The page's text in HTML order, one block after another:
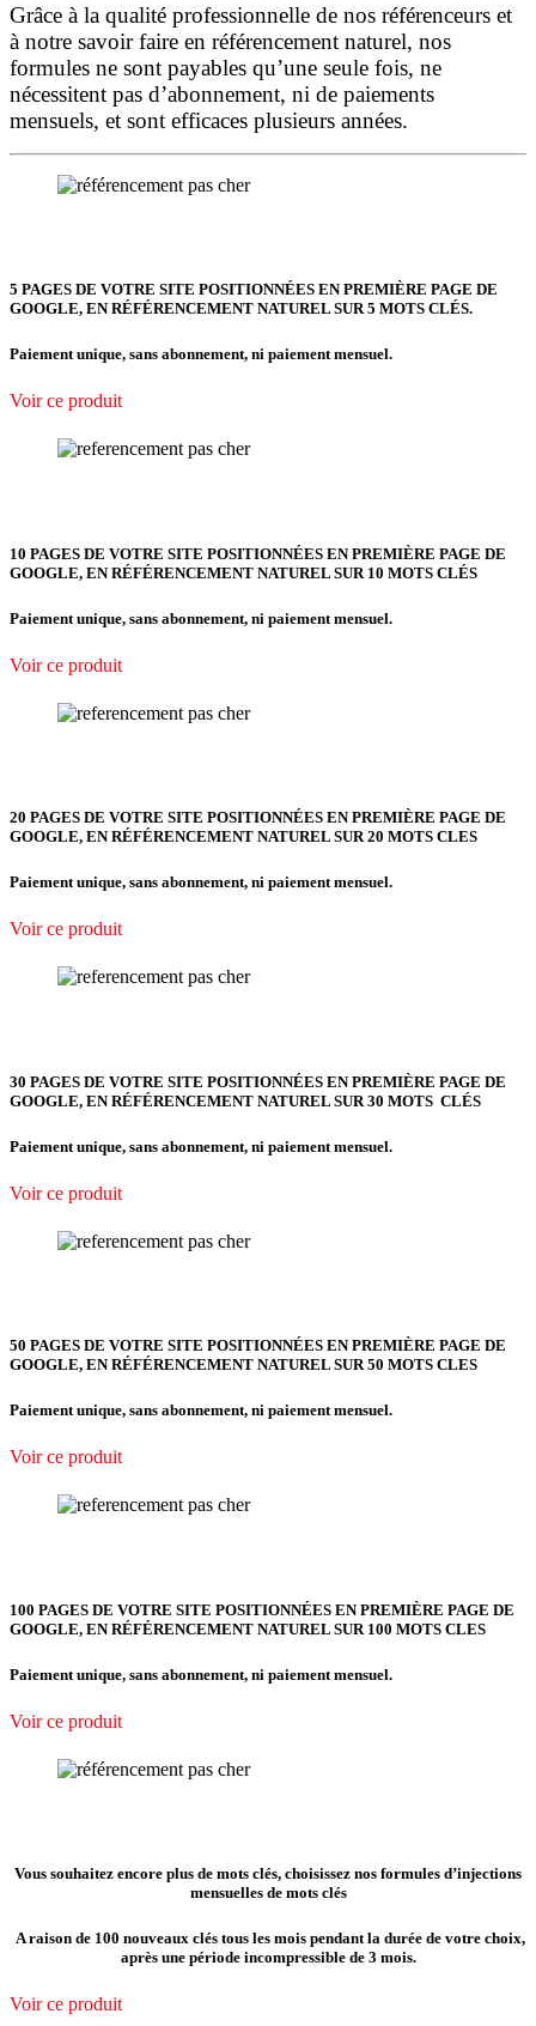
Grâce à la qualité professionnelle de nos référenceurs et
à notre savoir faire en référencement naturel, nos
formules ne sont payables qu’une seule fois, ne
nécessitent pas d’abonnement, ni de paiements
mensuels, et sont efficaces plusieurs années.
5 PAGES DE VOTRE SITE POSITIONNÉES EN PREMIÈRE PAGE DE
GOOGLE, EN RÉFÉRENCEMENT NATUREL SUR 5 MOTS CLÉS.
Paiement unique, sans abonnement, ni paiement mensuel.
Voir ce produit
10 PAGES DE VOTRE SITE POSITIONNÉES EN PREMIÈRE PAGE DE
GOOGLE, EN RÉFÉRENCEMENT NATUREL SUR 10 MOTS CLÉS
Paiement unique, sans abonnement, ni paiement mensuel.
Voir ce produit
20 PAGES DE VOTRE SITE POSITIONNÉES EN PREMIÈRE PAGE DE
GOOGLE, EN RÉFÉRENCEMENT NATUREL SUR 20 MOTS CLES
Paiement unique, sans abonnement, ni paiement mensuel.
Voir ce produit
30 PAGES DE VOTRE SITE POSITIONNÉES EN PREMIÈRE PAGE DE
GOOGLE, EN RÉFÉRENCEMENT NATUREL SUR 30 MOTS CLÉS
Paiement unique, sans abonnement, ni paiement mensuel.
Voir ce produit
50 PAGES DE VOTRE SITE POSITIONNÉES EN PREMIÈRE PAGE DE
GOOGLE, EN RÉFÉRENCEMENT NATUREL SUR 50 MOTS CLES
Paiement unique, sans abonnement, ni paiement mensuel.
Voir ce produit
100 PAGES DE VOTRE SITE POSITIONNÉES EN PREMIÈRE PAGE DE
GOOGLE, EN RÉFÉRENCEMENT NATUREL SUR 100 MOTS CLES
Paiement unique, sans abonnement, ni paiement mensuel.
Voir ce produit
Vous souhaitez encore plus de mots clés, choisissez nos formules d’injections
mensuelles de mots clés
A raison de 100 nouveaux clés tous les mois pendant la durée de votre choix,
après une période incompressible de 3 mois.
Voir ce produit